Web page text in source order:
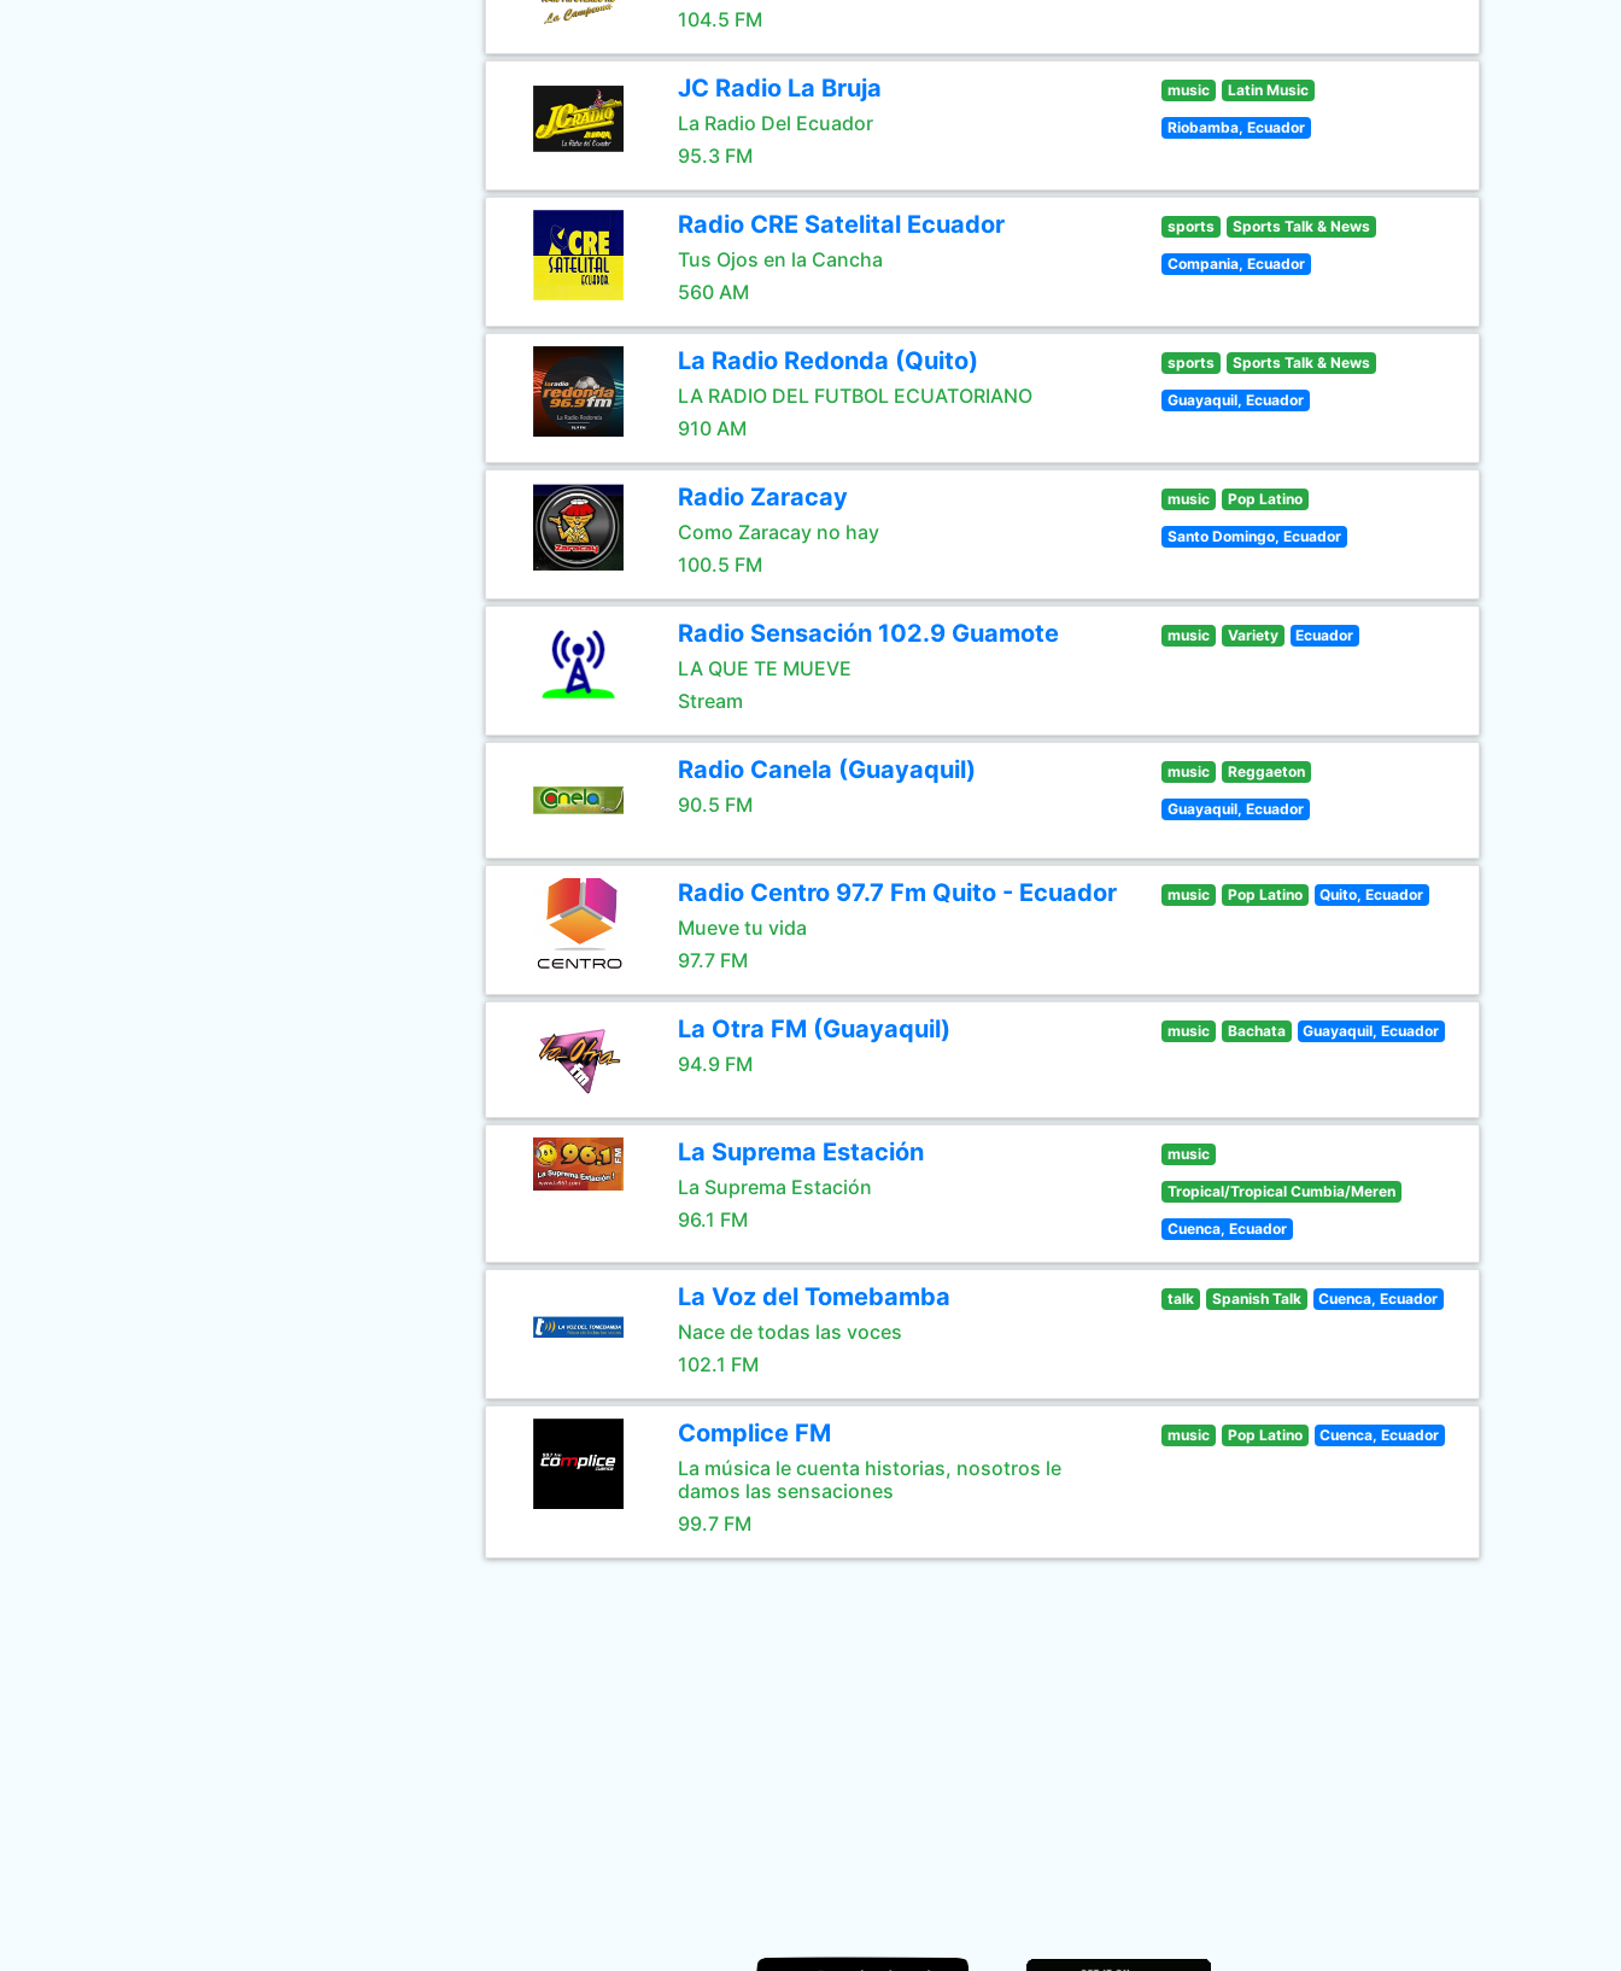
104.5 FM
JC Radio La Bruja
La Radio Del Ecuador
95.3 FM
music Latin Music
Riobamba, Ecuador
Radio CRE Satelital Ecuador
Tus Ojos en la Cancha
560 AM
sports Sports Talk & News
Compania, Ecuador
La Radio Redonda (Quito)
LA RADIO DEL FUTBOL ECUATORIANO
910 AM
sports Sports Talk & News
Guayaquil, Ecuador
Radio Zaracay
Como Zaracay no hay
100.5 FM
music Pop Latino
Santo Domingo, Ecuador
Radio Sensación 102.9 Guamote
LA QUE TE MUEVE
Stream
music Variety Ecuador
Radio Canela (Guayaquil)
90.5 FM
music Reggaeton
Guayaquil, Ecuador
Radio Centro 97.7 Fm Quito - Ecuador
Mueve tu vida
97.7 FM
music Pop Latino Quito, Ecuador
La Otra FM (Guayaquil)
94.9 FM
music Bachata Guayaquil, Ecuador
La Suprema Estación
La Suprema Estación
96.1 FM
music
Tropical/Tropical Cumbia/Meren
Cuenca, Ecuador
La Voz del Tomebamba
Nace de todas las voces
102.1 FM
talk Spanish Talk Cuenca, Ecuador
Complice FM
La música le cuenta historias, nosotros le
damos las sensaciones
99.7 FM
music Pop Latino Cuenca, Ecuador